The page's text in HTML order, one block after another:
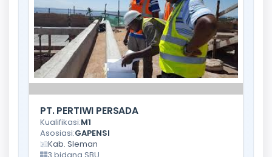
PT. PERTIWI PERSADA
Kualifikasi:M1
Asosiasi:GAPENSI
Kab. Sleman